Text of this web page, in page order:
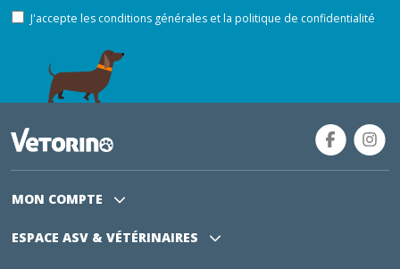
J'accepte les conditions générales et la politique de confidentialité
MON COMPTE
ESPACE ASV & VÉTÉRINAIRES